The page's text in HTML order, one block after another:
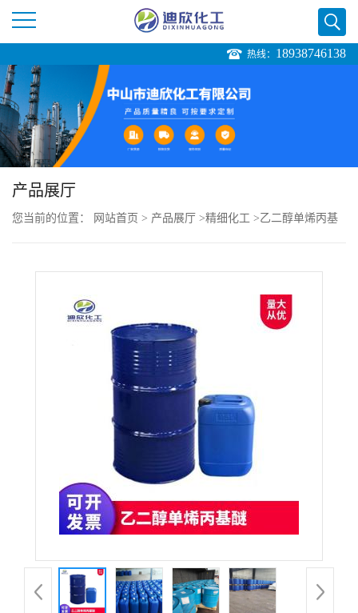
司
首
页
公
热线： 18938746138
产品展厅
您当前的位置： 网站首页 > 产品展厅 >精细化工 >乙二醇单烯丙基